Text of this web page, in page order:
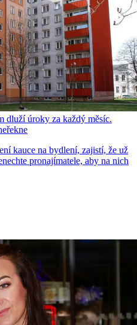
dluží úroky za každý měsíc.
kauce na bydlení, zajistí, že už
pronajímatele, aby na nich